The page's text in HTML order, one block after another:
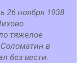
26 ноября 1938
тяжелое
в
без вести.